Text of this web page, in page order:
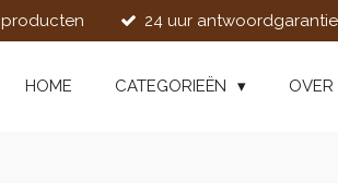
24 uur antwoordgarantie
HOME CATEGORIEËN